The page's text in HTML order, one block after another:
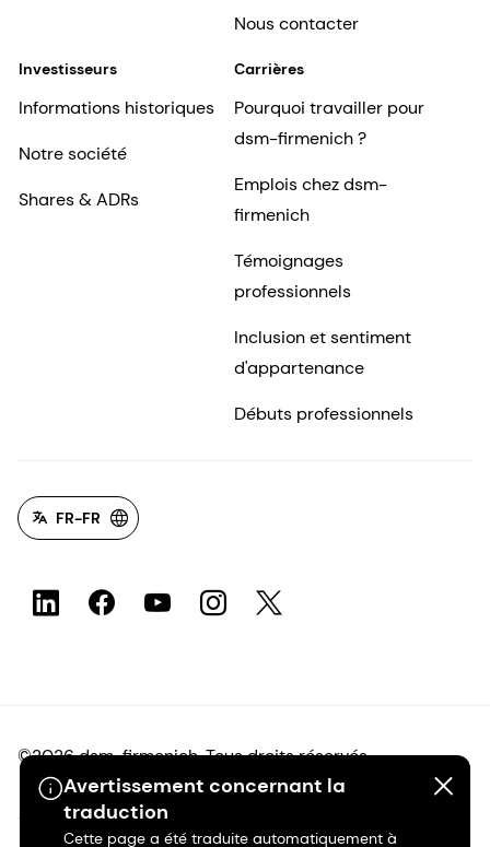
Avertissement concernant la
traduction
Cette page a été traduite automatiquement à
Nous contacter
Investisseurs
Informations historiques
Notre société
Shares & ADRs
Carrières
Pourquoi travailler pour
dsm-firmenich ?
Emplois chez dsm-
firmenich
Témoignages
professionnels
Inclusion et sentiment
d'appartenance
Débuts professionnels
FR-FR
©2026 dsm-firmenich. Tous droits réservés.
Avis de confidentialité